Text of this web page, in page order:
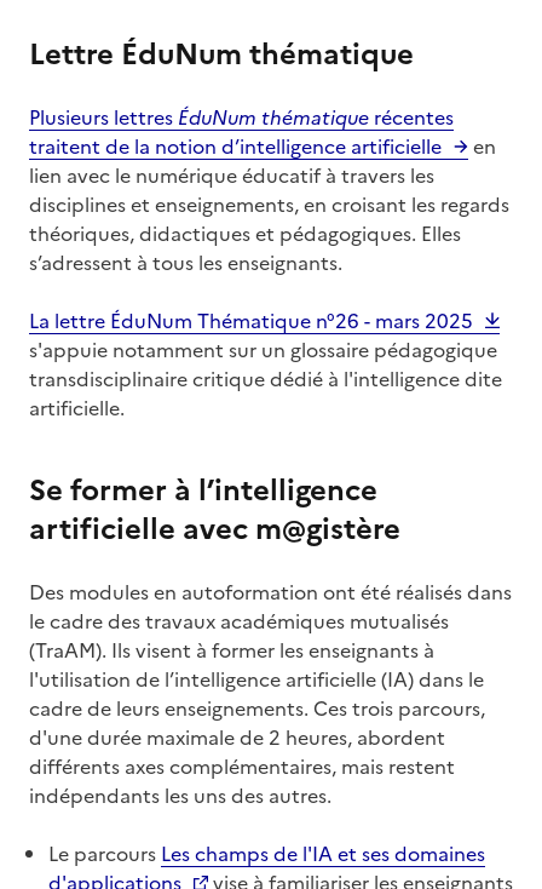
Lettre ÉduNum thématique
Plusieurs lettres ÉduNum thématique récentes
traitent de la notion d’intelligence artificielle
en
lien avec le numérique éducatif à travers les
disciplines et enseignements, en croisant les regards
théoriques, didactiques et pédagogiques. Elles
s’adressent à tous les enseignants.
La lettre ÉduNum Thématique n°26 - mars 2025
s'appuie notamment sur un glossaire pédagogique
transdisciplinaire critique dédié à l'intelligence dite
artificielle.
Se former à l’intelligence
artificielle avec m@gistère
Des modules en autoformation ont été réalisés dans
le cadre des travaux académiques mutualisés
(TraAM). Ils visent à former les enseignants à
l'utilisation de l’intelligence artificielle (IA) dans le
cadre de leurs enseignements. Ces trois parcours,
d'une durée maximale de 2 heures, abordent
différents axes complémentaires, mais restent
indépendants les uns des autres.
Le parcours Les champs de l'IA et ses domaines
d'applications
vise à familiariser les enseignants